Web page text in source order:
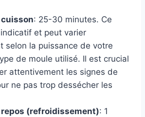
: 25-30 minutes. Ce
et peut varier
selon la puissance de votre
de moule utilisé. Il est crucial
attentivement les signes de
ne pas trop dessécher les
repos (refroidissement): 1